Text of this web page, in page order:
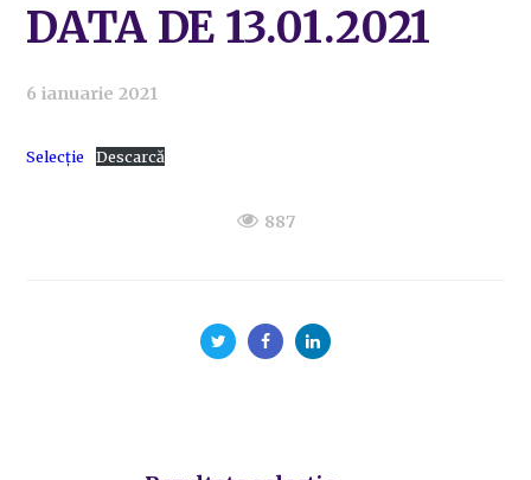
DATA DE 13.01.2021
6 ianuarie 2021
Selecție Descarcă
887